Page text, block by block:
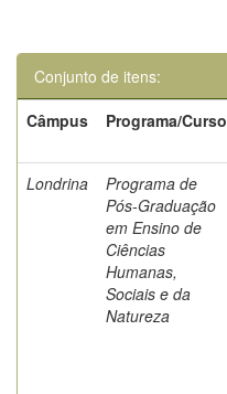
Conjunto de itens:
Câmpus
Programa/Curso
Londrina
Programa de
Pós-Graduação
em Ensino de
Ciências
Humanas,
Sociais e da
Natureza